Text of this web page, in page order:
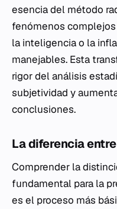
esencia del método
fenómenos
la inteligencia o la
manejables. Esta
rigor del análisis
subjetividad y
conclusiones.
La diferencia
Comprender la
fundamental para la
es el proceso más